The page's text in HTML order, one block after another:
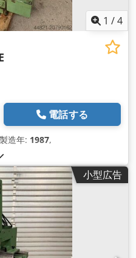
1 /4
電話する
造年: 1987,
小型広告